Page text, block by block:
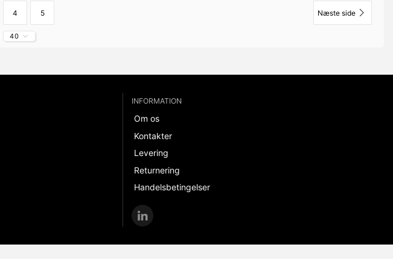
4 5 Næste side
40
INFORMATION
Om os
Kontakter
Levering
Returnering
Handelsbetingelser